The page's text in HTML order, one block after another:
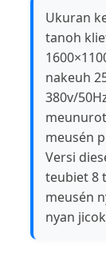
Ukuran
tanoh
nakeuh
380v/
meusén
Versi
teubiet 8
meusén
nyan